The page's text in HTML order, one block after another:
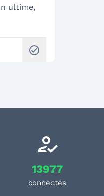
ultime,
check_circle
13977
connectés